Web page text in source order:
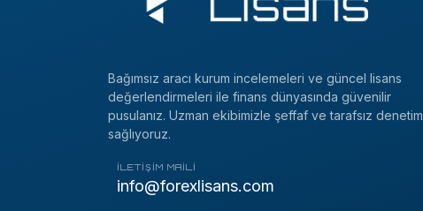
Bağımsız aracı kurum incelemeleri ve güncel lisans
değerlendirmeleri ile finans dünyasında güvenilir
pusulanız. Uzman ekibimizle şeffaf ve tarafsız denetim
sağlıyoruz.
İLETIŞIM MAILI
info@forexlisans.com